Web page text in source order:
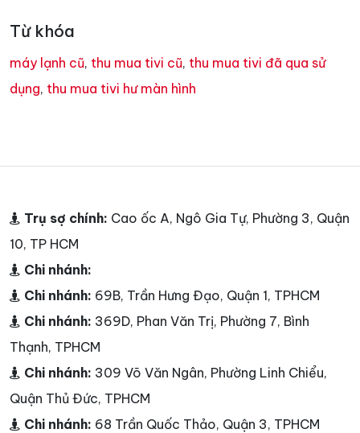
Từ khóa
máy lạnh cũ, thu mua tivi cũ, thu mua tivi đã qua sử
dụng, thu mua tivi hư màn hình
Trụ sợ chính: Cao ốc A, Ngô Gia Tự, Phường 3, Quận
10, TP HCM
Chi nhánh:
Chi nhánh: 69B, Trần Hưng Đạo, Quận 1, TPHCM
Chi nhánh: 369D, Phan Văn Trị, Phường 7, Bình
Thạnh, TPHCM
Chi nhánh: 309 Võ Văn Ngân, Phường Linh Chiểu,
Quận Thủ Đức, TPHCM
Chi nhánh: 68 Trần Quốc Thảo, Quận 3, TPHCM